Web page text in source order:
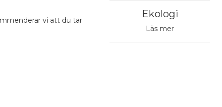
vi att du tar
Ekologi
Läs mer